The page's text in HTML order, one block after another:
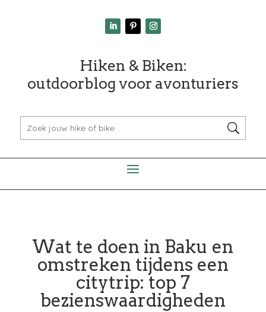
Hiken & Biken:
outdoorblog voor avonturiers
Wat te doen in Baku en
omstreken tijdens een
citytrip: top 7
bezienswaardigheden